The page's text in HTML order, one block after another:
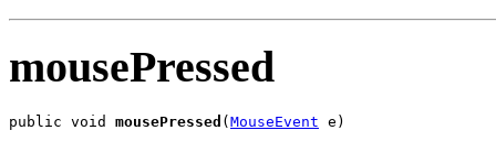
mousePressed
public void mousePressed ( MouseEvent e)